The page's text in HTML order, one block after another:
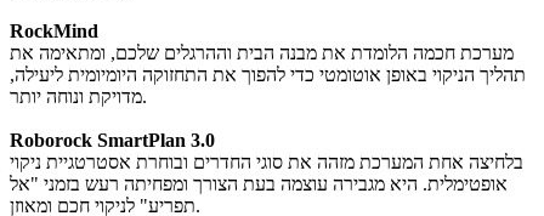
RockMind
מערכת חכמה הלומדת את מבנה הבית וההרגלים שלכם, ומתאימה את
תהליך הניקוי באופן אוטומטי כדי להפוך את התחזוקה היומיומית ליעילה,
מדויקת ונוחה יותר.
Roborock SmartPlan 3.0
בלחיצה אחת המערכת מזהה את סוגי החדרים ובוחרת אסטרטגיית ניקוי
אופטימלית. היא מגבירה עוצמה בעת הצורך ומפחיתה רעש בזמני "אל
תפריע" לניקוי חכם ומאוזן.